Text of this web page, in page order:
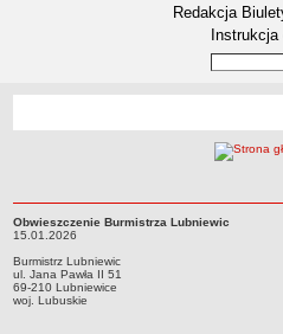
Redakcja
Instrukcja
Zadania publiczne
Związki i stowarzyszenia
Sołectwa
Obwieszczenie Burmistrza
Obwieszczenie Burmistrza Lubniewic
15.01.2026
Burmistrz Lubniewic
ul. Jana Pawła II 51
69-210 Lubniewice
woj. Lubuskie